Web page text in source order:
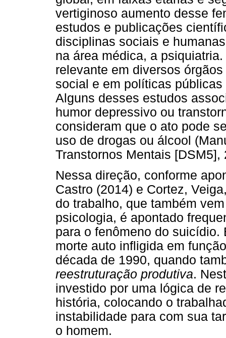
vertiginoso aumento desse
estudos e publicações
disciplinas sociais e
na área médica, a
relevante em diversos
social e em políticas
Alguns desses estudos
humor depressivo ou
consideram que o ato pode
uso de drogas ou álcool
Transtornos Mentais [DSM5],
Nessa direção, conforme
Castro (2014) e Cortez,
do trabalho, que também
psicologia, é apontado
para o fenômeno do
morte auto infligida em
década de 1990, quando
reestruturação produtiva.
investido por uma lógica de
história, colocando o
instabilidade para com sua
o homem.